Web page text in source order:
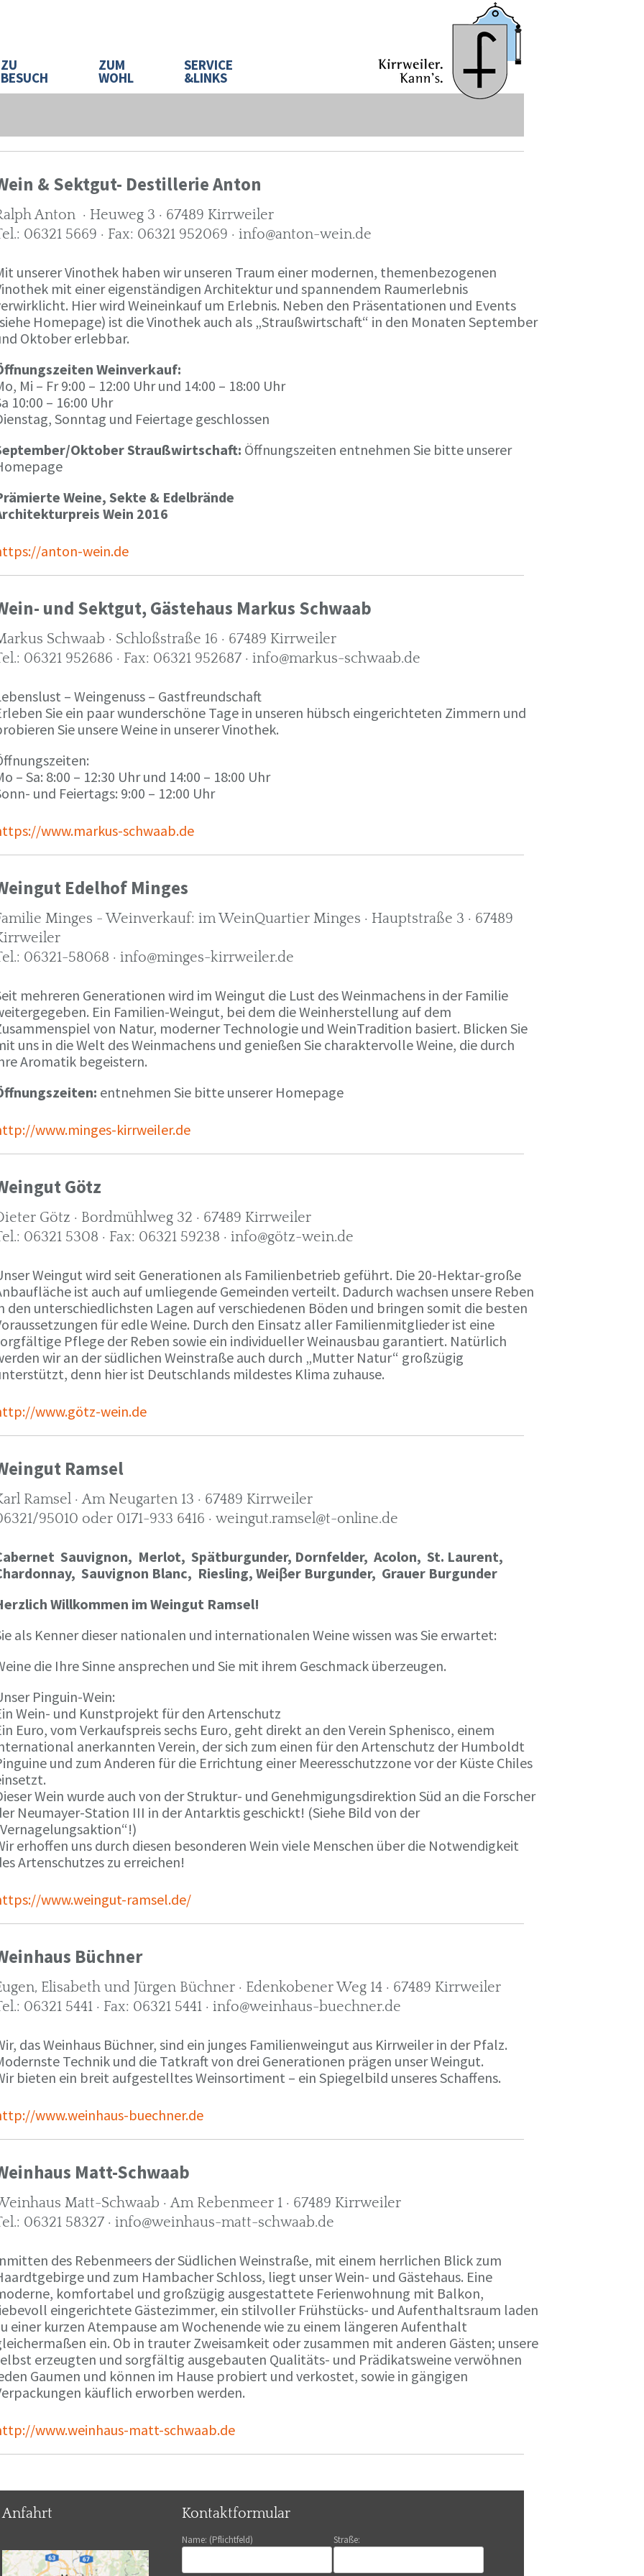
ZU
BESUCH
ZUM
WOHL
SERVICE
&LINKS
& Sektgut- Destillerie Anton
Anton · Heuweg 3 · 67489 Kirrweiler
06321 5669 · Fax: 06321 952069 · info@anton-wein.de
unserer Vinothek haben wir unseren Traum einer modernen, themenbezogenen
mit einer eigenständigen Architektur und spannendem Raumerlebnis
Hier wird Weineinkauf um Erlebnis. Neben den Präsentationen und Events
Homepage) ist die Vinothek auch als „Straußwirtschaft“ in den Monaten September
Oktober erlebbar.
Weinverkauf:
Mi – Fr 9:00 – 12:00 Uhr und 14:00 – 18:00 Uhr
10:00 – 16:00 Uhr
Sonntag und Feiertage geschlossen
Oktober Straußwirtschaft: Öffnungszeiten entnehmen Sie bitte unserer
Weine, Sekte & Edelbrände
Wein 2016
anton-wein.de
und Sektgut, Gästehaus Markus Schwaab
Schwaab · Schloßstraße 16 · 67489 Kirrweiler
06321 952686 · Fax: 06321 952687 · info@markus-schwaab.de
– Weingenuss – Gastfreundschaft
Sie ein paar wunderschöne Tage in unseren hübsch eingerichteten Zimmern und
Sie unsere Weine in unserer Vinothek.
– Sa: 8:00 – 12:30 Uhr und 14:00 – 18:00 Uhr
und Feiertags: 9:00 – 12:00 Uhr
www.markus-schwaab.de
Edelhof Minges
Minges - Weinverkauf: im WeinQuartier Minges · Hauptstraße 3 · 67489
06321-58068 · info@minges-kirrweiler.de
mehreren Generationen wird im Weingut die Lust des Weinmachens in der Familie
Ein Familien-Weingut, bei dem die Weinherstellung auf dem
von Natur, moderner Technologie und WeinTradition basiert. Blicken Sie
uns in die Welt des Weinmachens und genießen Sie charaktervolle Weine, die durch
Aromatik begeistern.
entnehmen Sie bitte unserer Homepage
www.minges-kirrweiler.de
Götz
Götz · Bordmühlweg 32 · 67489 Kirrweiler
06321 5308 · Fax: 06321 59238 · info@götz-wein.de
Weingut wird seit Generationen als Familienbetrieb geführt. Die 20-Hektar-große
ist auch auf umliegende Gemeinden verteilt. Dadurch wachsen unsere Reben
den unterschiedlichsten Lagen auf verschiedenen Böden und bringen somit die besten
für edle Weine. Durch den Einsatz aller Familienmitglieder ist eine
Pflege der Reben sowie ein individueller Weinausbau garantiert. Natürlich
wir an der südlichen Weinstraße auch durch „Mutter Natur“ großzügig
denn hier ist Deutschlands mildestes Klima zuhause.
www.götz-wein.de
Ramsel
Ramsel · Am Neugarten 13 · 67489 Kirrweiler
95010 oder 0171-933 6416 · weingut.ramsel@t-online.de
Sauvignon, Merlot, Spätburgunder, Dornfelder, Acolon, St. Laurent,
Sauvignon Blanc, Riesling, Weiβer Burgunder, Grauer Burgunder
Willkommen im Weingut Ramsel!
als Kenner dieser nationalen und internationalen Weine wissen was Sie erwartet:
die Ihre Sinne ansprechen und Sie mit ihrem Geschmack überzeugen.
Pinguin-Wein:
Wein- und Kunstprojekt für den Artenschutz
Euro, vom Verkaufspreis sechs Euro, geht direkt an den Verein Sphenisco, einem
anerkannten Verein, der sich zum einen für den Artenschutz der Humboldt
und zum Anderen für die Errichtung einer Meeresschutzzone vor der Küste Chiles
Wein wurde auch von der Struktur- und Genehmigungsdirektion Süd an die Forscher
Neumayer-Station III in der Antarktis geschickt! (Siehe Bild von der
erhoffen uns durch diesen besonderen Wein viele Menschen über die Notwendigkeit
Artenschutzes zu erreichen!
www.weingut-ramsel.de/
Büchner
Elisabeth und Jürgen Büchner · Edenkobener Weg 14 · 67489 Kirrweiler
06321 5441 · Fax: 06321 5441 · info@weinhaus-buechner.de
das Weinhaus Büchner, sind ein junges Familienweingut aus Kirrweiler in der Pfalz.
Technik und die Tatkraft von drei Generationen prägen unser Weingut.
bieten ein breit aufgestelltes Weinsortiment – ein Spiegelbild unseres Schaffens.
www.weinhaus-buechner.de
Matt-Schwaab
Matt-Schwaab · Am Rebenmeer 1 · 67489 Kirrweiler
06321 58327 · info@weinhaus-matt-schwaab.de
des Rebenmeers der Südlichen Weinstraße, mit einem herrlichen Blick zum
und zum Hambacher Schloss, liegt unser Wein- und Gästehaus. Eine
komfortabel und großzügig ausgestattete Ferienwohnung mit Balkon,
eingerichtete Gästezimmer, ein stilvoller Frühstücks- und Aufenthaltsraum laden
einer kurzen Atempause am Wochenende wie zu einem längeren Aufenthalt
ein. Ob in trauter Zweisamkeit oder zusammen mit anderen Gästen; unsere
erzeugten und sorgfältig ausgebauten Qualitäts- und Prädikatsweine verwöhnen
Gaumen und können im Hause probiert und verkostet, sowie in gängigen
käuflich erworben werden.
www.weinhaus-matt-schwaab.de
Anfahrt Kontaktformular
Name: (Pflichtfeld) Straße: